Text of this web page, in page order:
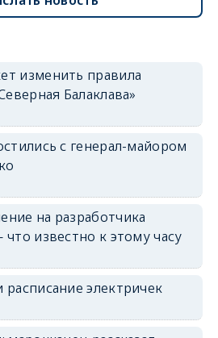
изменить правила
Балаклава»
с генерал-майором
на разработчика
известно к этому часу
электричек